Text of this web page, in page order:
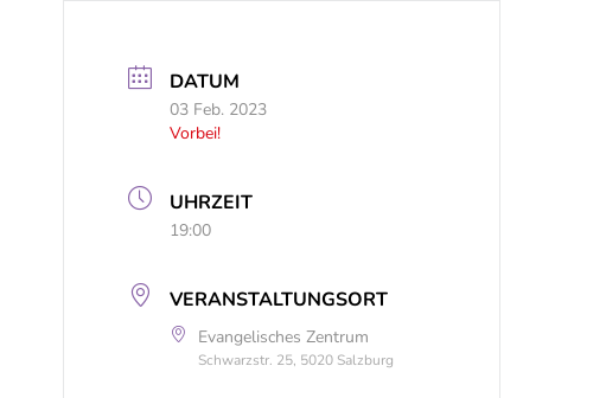
DATUM
03 Feb. 2023
Vorbei!
UHRZEIT
19:00
VERANSTALTUNGSORT
Evangelisches Zentrum
Schwarzstr. 25, 5020 Salzburg